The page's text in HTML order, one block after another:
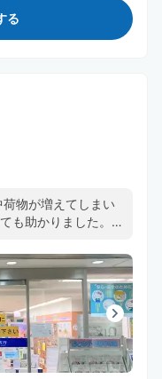
る
物が増えてしまい
も助かりました。